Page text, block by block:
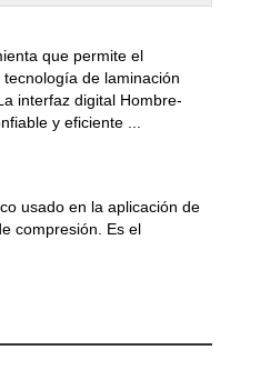
que permite el
de laminación
interfaz digital Hombre-
y eficiente ...
usado en la aplicación de
compresión. Es el